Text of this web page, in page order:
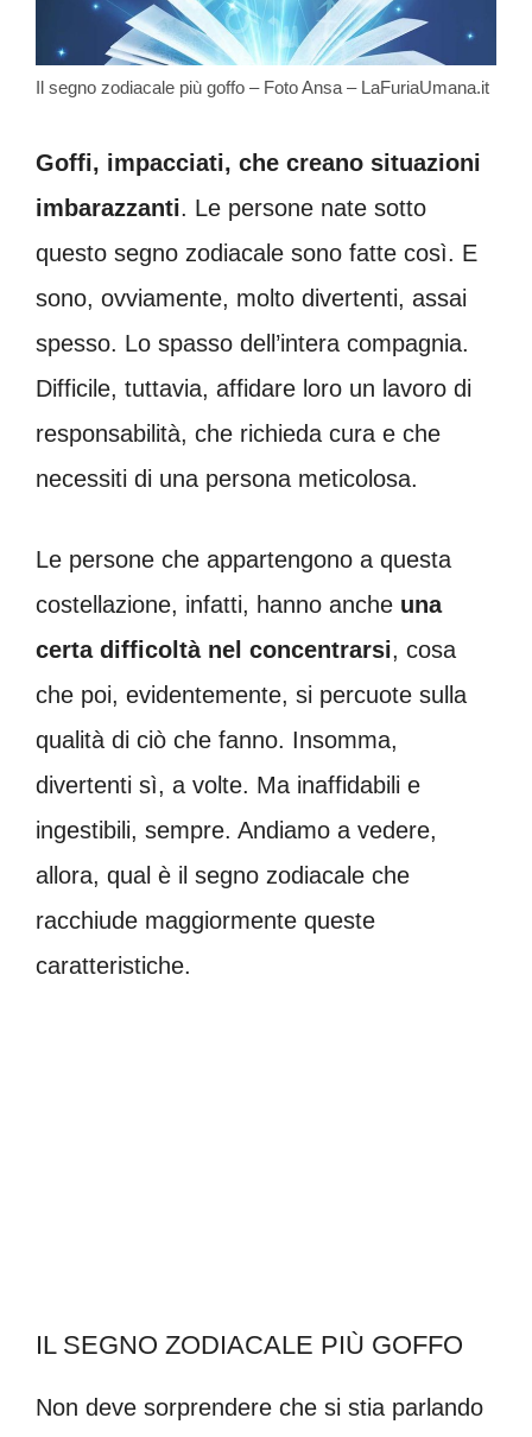
Il segno zodiacale più goffo – Foto Ansa – LaFuriaUmana.it
Goffi, impacciati, che creano situazioni
imbarazzanti. Le persone nate sotto
questo segno zodiacale sono fatte così. E
sono, ovviamente, molto divertenti, assai
spesso. Lo spasso dell’intera compagnia.
Difficile, tuttavia, affidare loro un lavoro di
responsabilità, che richieda cura e che
necessiti di una persona meticolosa.
Le persone che appartengono a questa
costellazione, infatti, hanno anche una
certa difficoltà nel concentrarsi, cosa
che poi, evidentemente, si percuote sulla
qualità di ciò che fanno. Insomma,
divertenti sì, a volte. Ma inaffidabili e
ingestibili, sempre. Andiamo a vedere,
allora, qual è il segno zodiacale che
racchiude maggiormente queste
caratteristiche.
IL SEGNO ZODIACALE PIÙ GOFFO
Non deve sorprendere che si stia parlando